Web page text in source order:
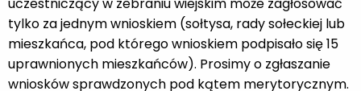
tylko za jednym wnioskiem (sołtysa, rady sołeckiej lub
mieszkańca, pod którego wnioskiem podpisało się 15
uprawnionych mieszkańców). Prosimy o zgłaszanie
wniosków sprawdzonych pod kątem merytorycznym.